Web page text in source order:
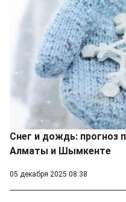
Снег и дождь: прогноз
Алматы и Шымкенте
05 декабря 2025 08:38